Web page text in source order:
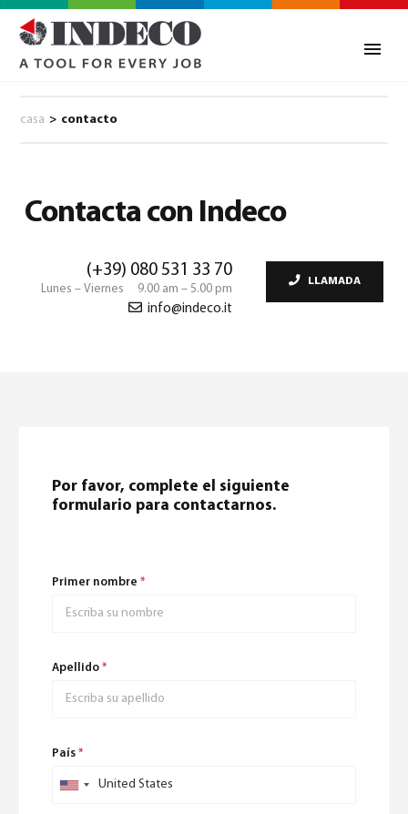
casa > contacto
Contacta con Indeco
(+39) 080 531 33 70
Lunes – Viernes 9.00 am – 5.00 pm
info@indeco.it
LLAMADA
Por favor, complete el siguiente
formulario para contactarnos.
Primer nombre *
Apellido *
País *